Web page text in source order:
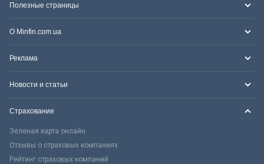
Полезные страницы
О Minfin.com.ua
Реклама
Новости и статьи
Страхование
Зеленая карта онлайн
Отзывы о страховых компаниях
Рейтинг страховых компаний